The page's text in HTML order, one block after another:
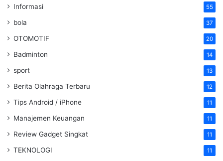
Informasi 55
bola 37
OTOMOTIF 20
Badminton 14
sport 13
Berita Olahraga Terbaru 12
Tips Android / iPhone 11
Manajemen Keuangan 11
Review Gadget Singkat 11
TEKNOLOGI 11